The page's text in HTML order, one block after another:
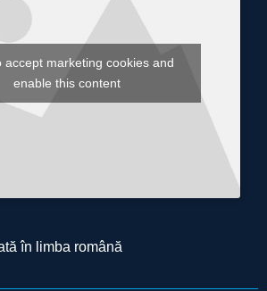
accept marketing cookies and
enable this content
în limba română